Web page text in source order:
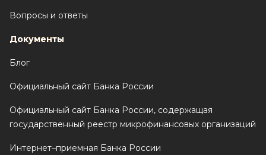
Вопросы и ответы
Документы
Блог
Официальный сайт Банка России
Официальный сайт Банка России, содержащая
государственный реестр микрофинансовых организаций
Интернет–приемная Банка России